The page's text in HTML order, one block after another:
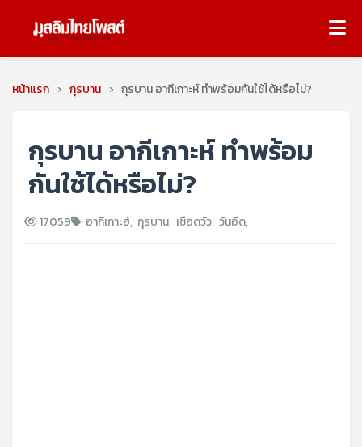
หน้าแรก › กุรบาน › กุรบาน อากีเกาะห์ ทำพร้อมกันใช้ได้หรือไม่?
กุรบาน อากีเกาะห์ ทำพร้อม
กันใช้ได้หรือไม่?
17059 อากีเกาะฮ์, กุรบาน, เชือดวัว, วันอีด,